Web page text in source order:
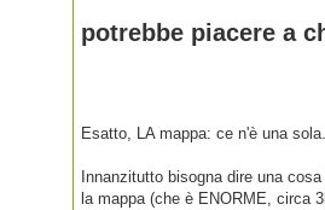
potrebbe piacere a
Esatto, LA mappa: ce n'è una
Innanzitutto bisogna dire una
la mappa (che è ENORME, circa